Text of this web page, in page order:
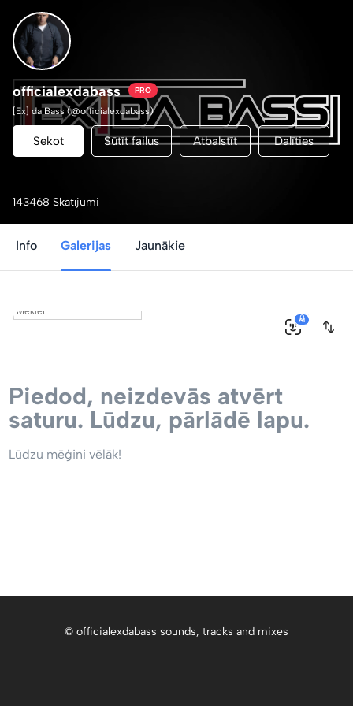
officialexdabass PRO
[Ex] da Bass (@officialexdabass)
Sekot Sūtīt failus Atbalstīt Dalīties
143468 Skatījumi
Info Galerijas Jaunākie
0
AI
Piedod, neizdevās atvērt
saturu. Lūdzu, pārlādē lapu.
Lūdzu mēģini vēlāk!
© officialexdabass sounds, tracks and mixes